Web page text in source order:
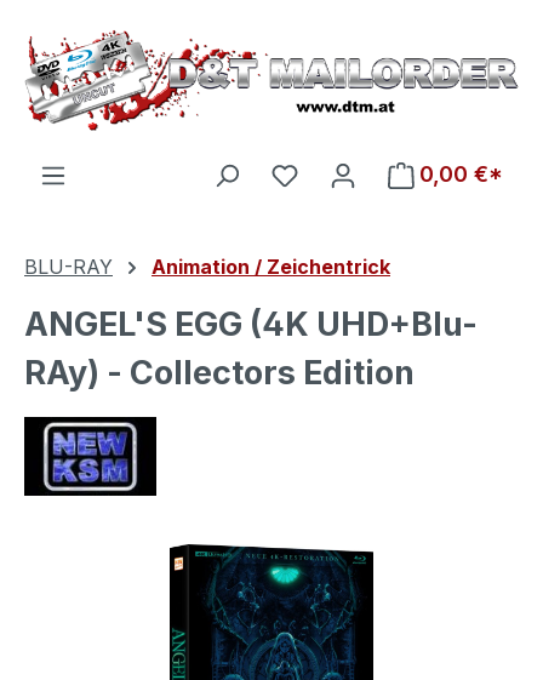
Zum Hauptinhalt springen
Du hast 0 Produkte auf
0,00 €*
BLU-RAY Animation / Zeichentrick
ANGEL'S EGG (4K UHD+Blu-
RAy) - Collectors Edition
Bildergalerie überspringen